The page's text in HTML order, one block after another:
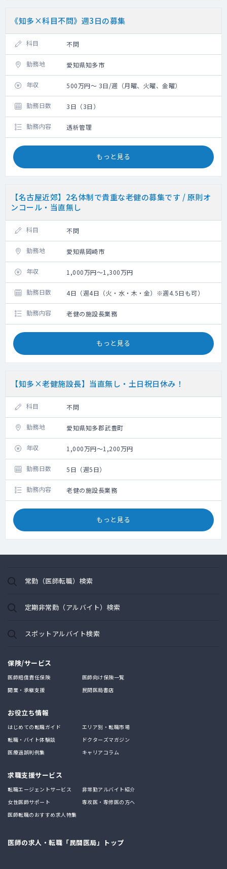
《知多×科目不問》週3日の募集
科目 不問
勤務地 愛知県知多市
年収 500万円～ 3日/週（月曜、火曜、金曜）
勤務日数 3日（3日）
勤務内容 透析管理
もっと見る
【名古屋近郊】2名体制で貴重な老健の募集です / 原則オ
ンコール・当直無し
科目 不問
勤務地 愛知県岡崎市
年収 1,000万円～1,300万円
勤務日数 4日（週4日（火・水・木・金）※週4.5日も可）
勤務内容 老健の施設長業務
もっと見る
【知多×老健施設長】当直無し・土日祝日休み！
科目 不問
勤務地 愛知県知多郡武豊町
年収 1,000万円～1,200万円
勤務日数 5日（週5日）
勤務内容 老健の施設長業務
もっと見る
常勤（医師転職）検索
定期非常勤（アルバイト）検索
スポットアルバイト検索
保険/サービス
医師賠償責任保険
医師向け保険一覧
開業・承継支援
民間医局書店
お役立ち情報
はじめての転職ガイド
エリア別・転職市場
転職・バイト体験談
ドクターズマガジン
医療過誤判例集
キャリアコラム
求職支援サービス
転職エージェントサービス
非常勤アルバイト紹介
女性医師サポート
専攻医・専修医の方へ
医師転職のおすすめ求人特集
医師の求人・転職「民間医局」トップ